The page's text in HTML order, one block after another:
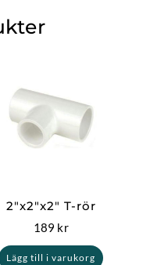
2″x2″x2″ T-rör
189 kr
Lägg till i varukorg